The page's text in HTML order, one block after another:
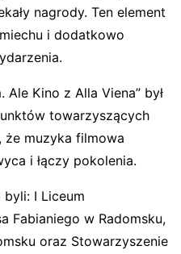
nagrody. Ten element
i dodatkowo
Ale Kino z Alla Viena” był
towarzyszących
że muzyka filmowa
i łączy pokolenia.
I Liceum
Fabianiego w Radomsku,
oraz Stowarzyszenie